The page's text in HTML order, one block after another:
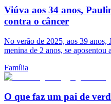
Viúva aos 34 anos,
contra o câncer
No verão de 2025, aos 39 anos,
menina de 2 anos, se aposentou
Família
O que faz um pai de